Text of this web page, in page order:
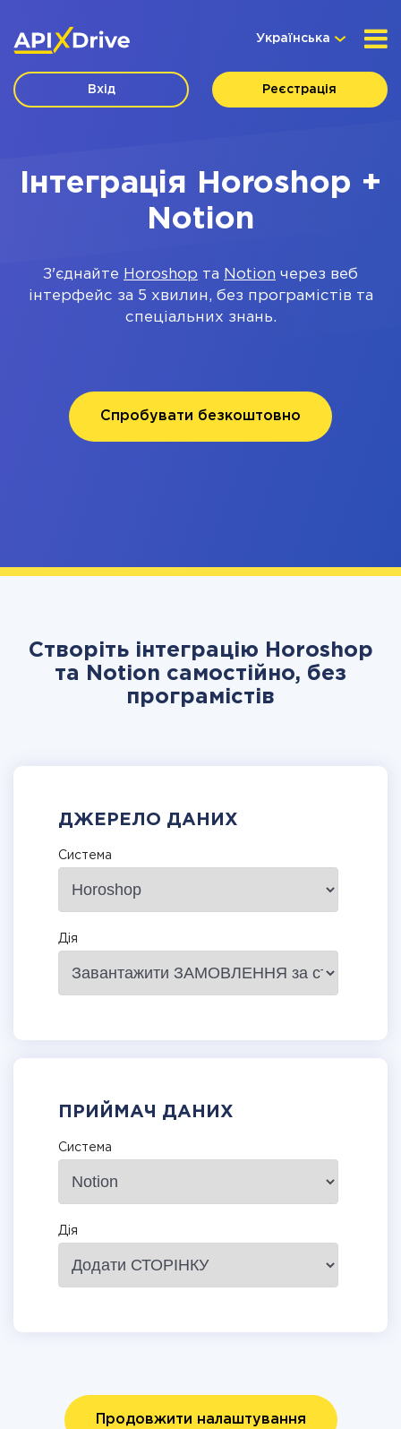
Українська
Вхід Реєстрація
Інтеграція Horoshop +
Notion
З'єднайте Horoshop та Notion через веб
інтерфейс за 5 хвилин, без програмістів та
спеціальних знань.
Спробувати безкоштовно
Створіть інтеграцію Horoshop
та Notion самостійно, без
програмістів
ДЖЕРЕЛО ДАНИХ
Система
Дія
ПРИЙМАЧ ДАНИХ
Система
Дія
Продовжити налаштування